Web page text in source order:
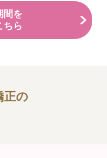
間を
ちら
正の